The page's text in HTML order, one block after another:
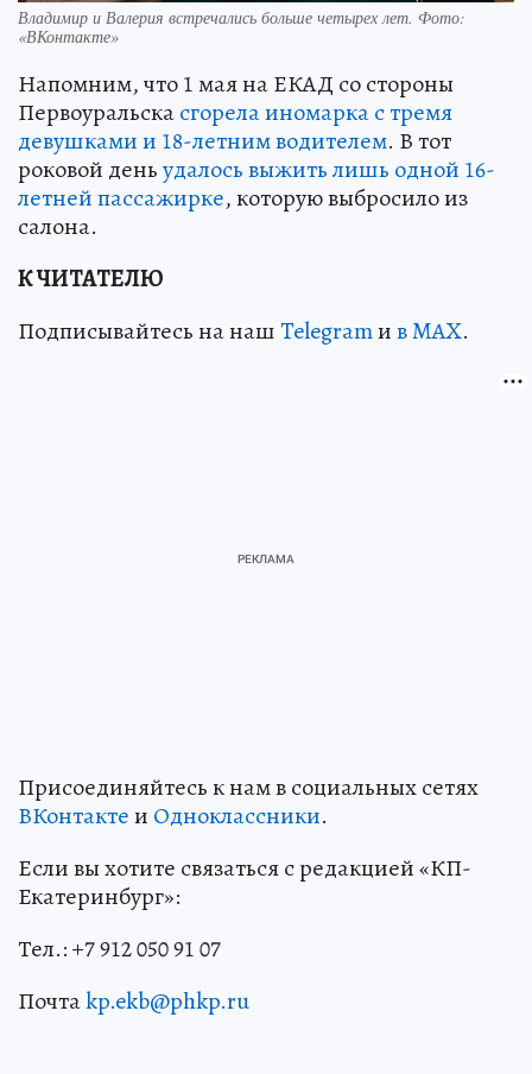
Владимир и Валерия встречались больше четырех лет. Фото:
«ВКонтакте»
Напомним, что 1 мая на ЕКАД со стороны
Первоуральскасгорела иномарка с тремя
девушками и 18-летним водителем. В тот
роковой деньудалось выжить лишь одной 16-
летней пассажирке, которую выбросило из
салона.
К ЧИТАТЕЛЮ
Подписывайтесь на нашTelegramив MAX.
Присоединяйтесь к нам в социальных сетях
ВКонтактеи Одноклассники.
Если вы хотите связаться с редакцией «КП-
Екатеринбург»:
Тел.: +7 912 050 91 07
Почтаkp.ekb@phkp.ru